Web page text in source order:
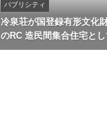
パブリシティ
冷泉荘が国登録有形文化
のRC 造民間集合住宅とし